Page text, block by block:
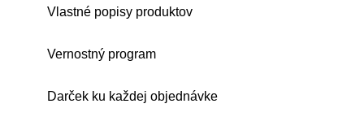
Vlastné popisy produktov
Vernostný program
Darček ku každej objednávke